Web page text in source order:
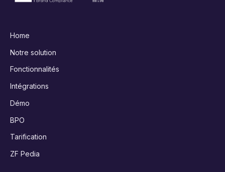
Home
Notre solution
Fonctionnalités
Intégrations
Démo
BPO
Tarification
ZF Pedia